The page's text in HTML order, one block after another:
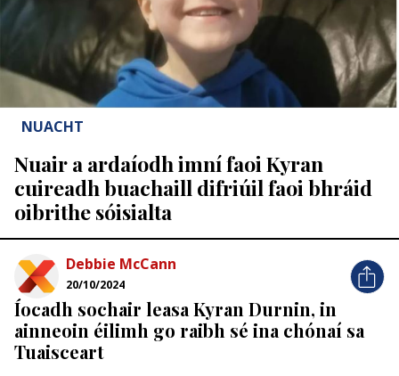
NUACHT
Nuair a ardaíodh imní faoi Kyran
cuireadh buachaill difriúil faoi bhráid
oibrithe sóisialta
Debbie McCann
20/10/2024
Íocadh sochair leasa Kyran Durnin, in
ainneoin éilimh go raibh sé ina chónaí sa
Tuaisceart